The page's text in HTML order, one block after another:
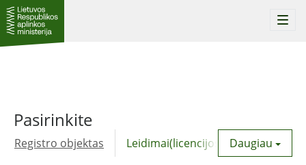
Pasirinkite
Registro objektas Leidimai(licencijos) Daugiau